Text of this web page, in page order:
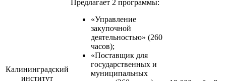
Калининградский
институт
Предлагает 2 программы:
«Управление
закупочной
деятельностью» (260
часов);
«Поставщик для
государственных и
муниципальных